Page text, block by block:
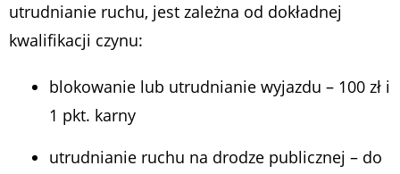
utrudnianie ruchu, jest zależna od dokładnej
kwalifikacji czynu:
blokowanie lub utrudnianie wyjazdu – 100 zł i
1 pkt. karny
utrudnianie ruchu na drodze publicznej – do